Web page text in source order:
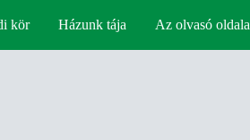
kör Házunk tája Az olvasó oldala